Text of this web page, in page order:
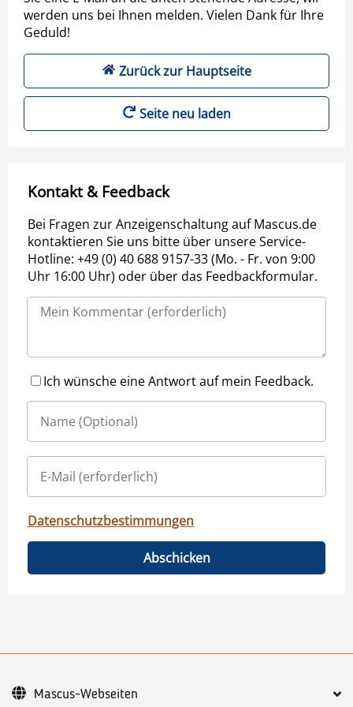
werden uns bei Ihnen melden. Vielen Dank für Ihre
Geduld!
Zurück zur Hauptseite
Seite neu laden
Kontakt & Feedback
Bei Fragen zur Anzeigenschaltung auf Mascus.de
kontaktieren Sie uns bitte über unsere Service-
Hotline: +49 (0) 40 688 9157-33 (Mo. - Fr. von 9:00
Uhr 16:00 Uhr) oder über das Feedbackformular.
Ich wünsche eine Antwort auf mein Feedback.
Datenschutzbestimmungen
Abschicken
Mascus-Webseiten